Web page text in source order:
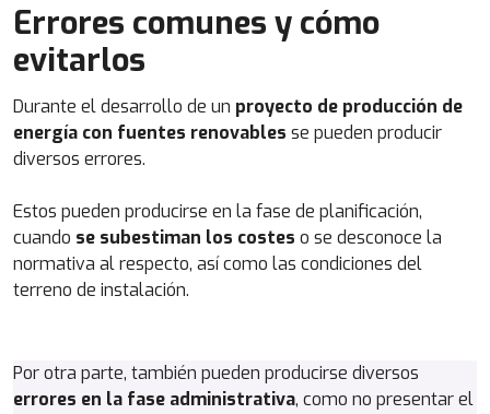
Errores comunes y cómo
evitarlos
Durante el desarrollo de un proyecto de producción de
energía con fuentes renovables se pueden producir
diversos errores.
Estos pueden producirse en la fase de planificación,
cuando se subestiman los costes o se desconoce la
normativa al respecto, así como las condiciones del
terreno de instalación.
Por otra parte, también pueden producirse diversos
errores en la fase administrativa, como no presentar el